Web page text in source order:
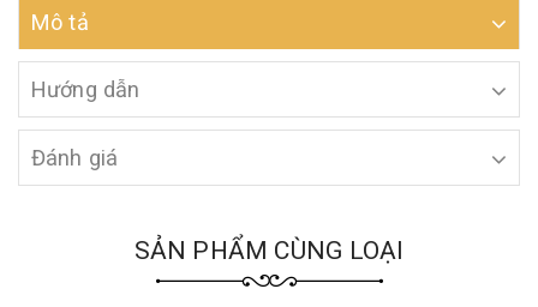
Mô tả
Hướng dẫn
Đánh giá
SẢN PHẨM CÙNG LOẠI